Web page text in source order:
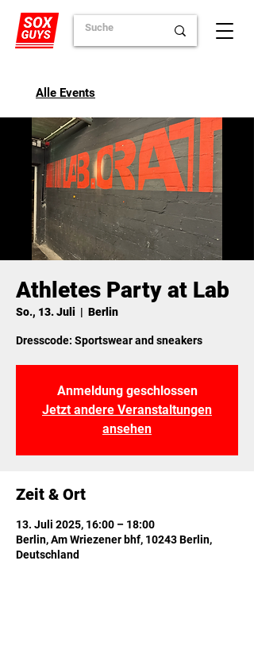
Alle Events
Athletes Party at Lab
So., 13. Juli
  |
Berlin
Dresscode: Sportswear and sneakers
Anmeldung geschlossen
Jetzt andere Veranstaltungen
ansehen
Zeit & Ort
13. Juli 2025, 16:00 – 18:00
Berlin, Am Wriezener bhf, 10243 Berlin,
Deutschland